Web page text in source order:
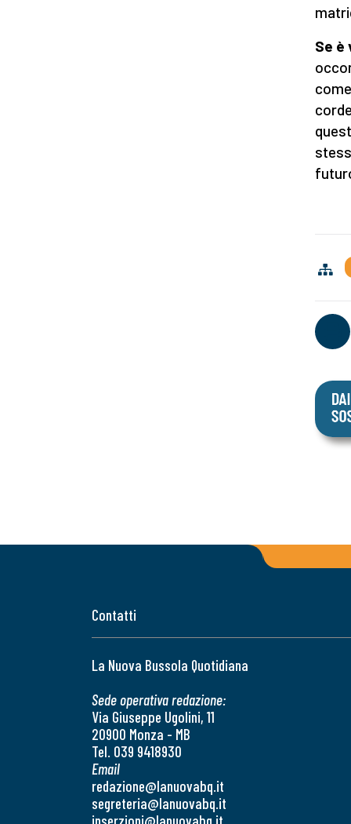
Se è
Contatti
La Nuova Bussola Quotidiana
Sede operativa redazione:
Via Giuseppe Ugolini, 11
20900 Monza - MB
Tel. 039 9418930
Email
redazione@lanuovabq.it
segreteria@lanuovabq.it